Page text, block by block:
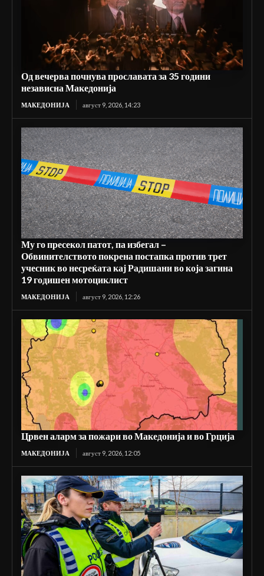
Од вечерва почнува прославата за 35 години
независна Македонија
МАКЕДОНИЈА август 9, 2026, 14:23
Му го пресекол патот, па избегал –
Обвинителството покрена постапка против трет
учесник во несреќата кај Радишани во која загина
19 годишен мотоциклист
МАКЕДОНИЈА август 9, 2026, 12:26
Црвен аларм за пожари во Македонија и во Грција
МАКЕДОНИЈА август 9, 2026, 12:05